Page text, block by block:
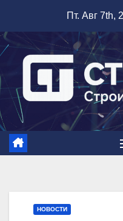
содержимому
Пт. Авг 7th,
НОВОСТИ